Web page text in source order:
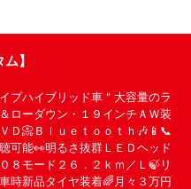
】
プハイブリッド車＂大容量のラ
ローダウン・１９インチＡＷ装
Ｄ📀Ｂｌｕｅｔｏｏｔｈ🎶📱📞
可能👀明るさ抜群ＬＥＤヘッド
８モード２６．２ｋｍ／Ｌ🍃リ
時新品タイヤ装着🌈月々３万円